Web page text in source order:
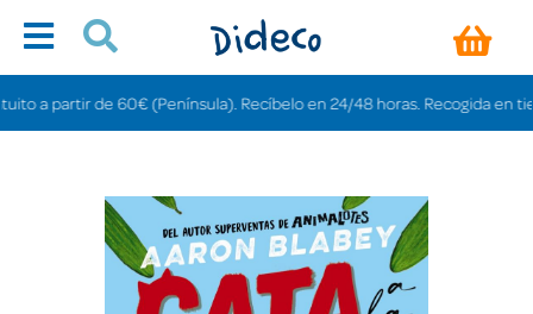
partir de 60€ (Península). Recíbelo en 24/48 horas. Recogida en